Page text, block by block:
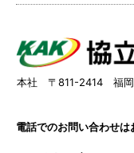
本社 〒811-2414 福岡
電話でのお問い合わせ